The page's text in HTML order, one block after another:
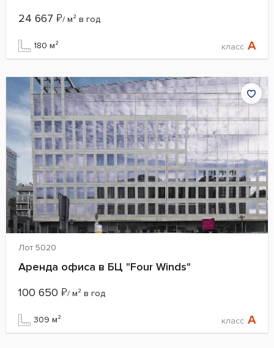
24 667 ₽/ м² в год
180 м² класс A
Лот 5020
Аренда офиса в БЦ "Four Winds"
100 650 ₽/ м² в год
309 м² класс A